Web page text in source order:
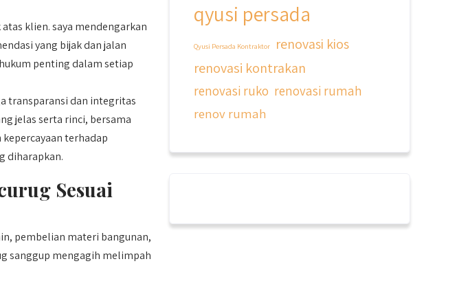
klien. saya mendengarkan
yang bijak dan jalan
penting dalam setiap
transparansi dan integritas
jelas serta rinci, bersama
terhadap
diharapkan.
Sesuai
pembelian materi bangunan,
sanggup mengagih melimpah
qyusi persada
Qyusi Persada Kontraktor
renovasi kios
renovasi kontrakan
renovasi ruko renovasi rumah
renov rumah